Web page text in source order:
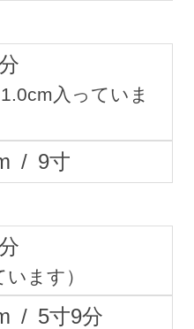
入っていま
/ 9寸
ます）
/ 5寸9分